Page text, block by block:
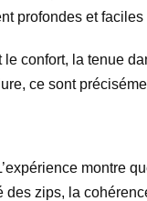
profondes et
confort, la tenue
ce sont
montre
zips, la